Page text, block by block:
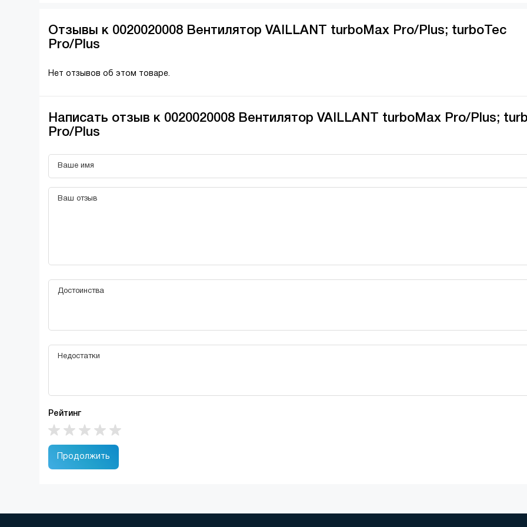
Отзывы к 0020020008 Вентилятор VAILLANT turboMax Pro/Plus; turboTec
Pro/Plus
Нет отзывов об этом товаре.
Написать отзыв к 0020020008 Вентилятор VAILLANT turboMax Pro/Plus;
Pro/Plus
Рейтинг
Продолжить